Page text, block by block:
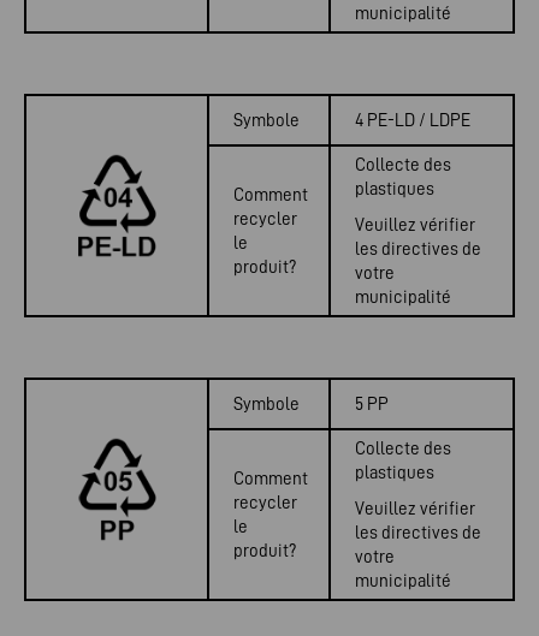
municipalité
Symbole 4 PE-LD / LDPE
Comment
recycler
le
produit?
Collecte des
plastiques
Veuillez vérifier
les directives de
votre
municipalité
Symbole 5 PP
Comment
recycler
le
produit?
Collecte des
plastiques
Veuillez vérifier
les directives de
votre
municipalité